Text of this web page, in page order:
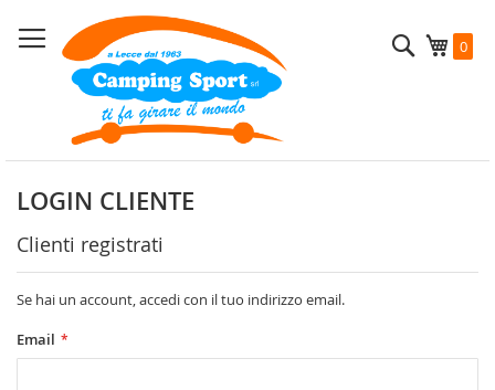
al
contenuto
0
Cerca
LOGIN CLIENTE
Clienti registrati
Se hai un account, accedi con il tuo indirizzo email.
Email